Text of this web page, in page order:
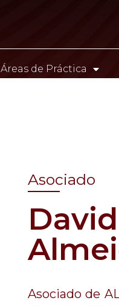
Áreas de Práctica
Asociado
David
Asociado de